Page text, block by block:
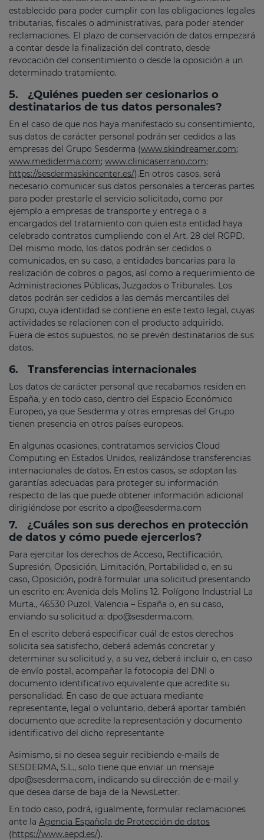
establecido para poder cumplir con las obligaciones legales
tributarias, fiscales o administrativas, para poder atender
reclamaciones. El plazo de conservación de datos empezará
a contar desde la finalización del contrato, desde
revocación del consentimiento o desde la oposición a un
determinado tratamiento.
5.
¿Quiénes pueden ser cesionarios o
destinatarios de tus datos personales?
En el caso de que nos haya manifestado su consentimiento,
sus datos de carácter personal podrán ser cedidos a las
empresas del Grupo Sesderma (www.skindreamer.com;
www.mediderma.com; www.clinicaserrano.com;
https://sesdermaskincenter.es/).En otros casos, será
necesario comunicar sus datos personales a terceras partes
para poder prestarle el servicio solicitado, como por
ejemplo a empresas de transporte y entrega o a
encargados del tratamiento con quien esta entidad haya
celebrado contratos cumpliendo con el Art. 28 del RGPD.
Del mismo modo, los datos podrán ser cedidos o
comunicados, en su caso, a entidades bancarias para la
realización de cobros o pagos, así como a requerimiento de
Administraciones Públicas, Juzgados o Tribunales. Los
datos podrán ser cedidos a las demás mercantiles del
Grupo, cuya identidad se contiene en este texto legal, cuyas
actividades se relacionen con el producto adquirido.
Fuera de estos supuestos, no se prevén destinatarios de sus
datos.
6. Transferencias internacionales
Los datos de carácter personal que recabamos residen en
España, y en todo caso, dentro del Espacio Económico
Europeo, ya que Sesderma y otras empresas del Grupo
tienen presencia en otros países europeos.
En algunas ocasiones, contratamos servicios Cloud
Computing en Estados Unidos, realizándose transferencias
internacionales de datos. En estos casos, se adoptan las
garantías adecuadas para proteger su información
respecto de las que puede obtener información adicional
dirigiéndose por escrito a dpo@sesderma.com
7.
¿Cuáles son sus derechos en protección
de datos y cómo puede ejercerlos?
Para ejercitar los derechos de Acceso, Rectificación,
Supresión, Oposición, Limitación, Portabilidad o, en su
caso, Oposición, podrá formular una solicitud presentando
un escrito en: Avenida dels Molins 12. Polígono Industrial La
Murta., 46530 Puzol, Valencia – España o, en su caso,
enviando su solicitud a: dpo@sesderma.com.
En el escrito deberá especificar cuál de estos derechos
solicita sea satisfecho, deberá además concretar y
determinar su solicitud y, a su vez, deberá incluir o, en caso
de envío postal, acompañar la fotocopia del DNI o
documento identificativo equivalente que acredite su
personalidad. En caso de que actuara mediante
representante, legal o voluntario, deberá aportar también
documento que acredite la representación y documento
identificativo del dicho representante
Asimismo, si no desea seguir recibiendo e-mails de
SESDERMA, S.L., solo tiene que enviar un mensaje
dpo@sesderma.com, indicando su dirección de e-mail y
que desea darse de baja de la NewsLetter.
En todo caso, podrá, igualmente, formular reclamaciones
ante la Agencia Española de Protección de datos
(https://www.aepd.es/).